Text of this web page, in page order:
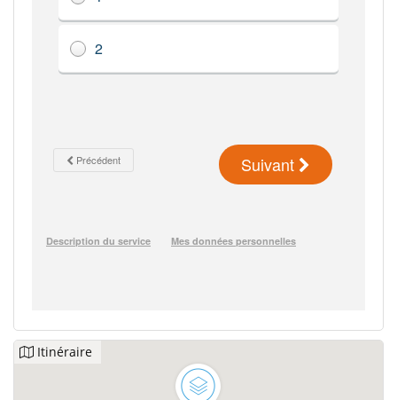
Itinéraire